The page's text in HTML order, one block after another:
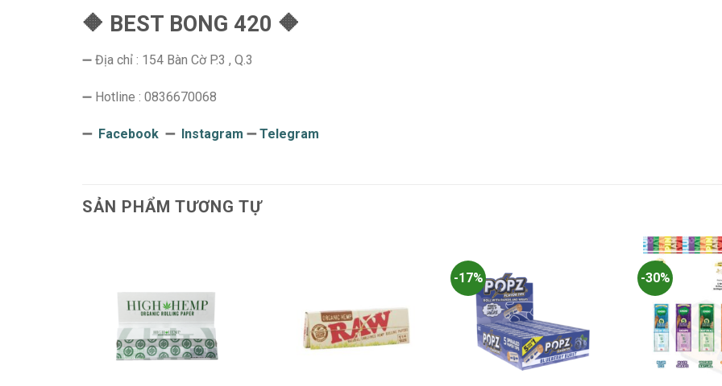
🔶 BEST BONG 420 🔶
➖ Địa chỉ : 154 Bàn Cờ P.3 , Q.3
➖ Hotline : 0836670068
➖ Facebook ➖ Instagram ➖Telegram
SẢN PHẨM TƯƠNG TỰ
-17% -30%